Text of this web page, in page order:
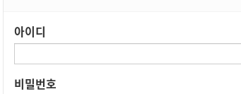
아이디
비밀번호